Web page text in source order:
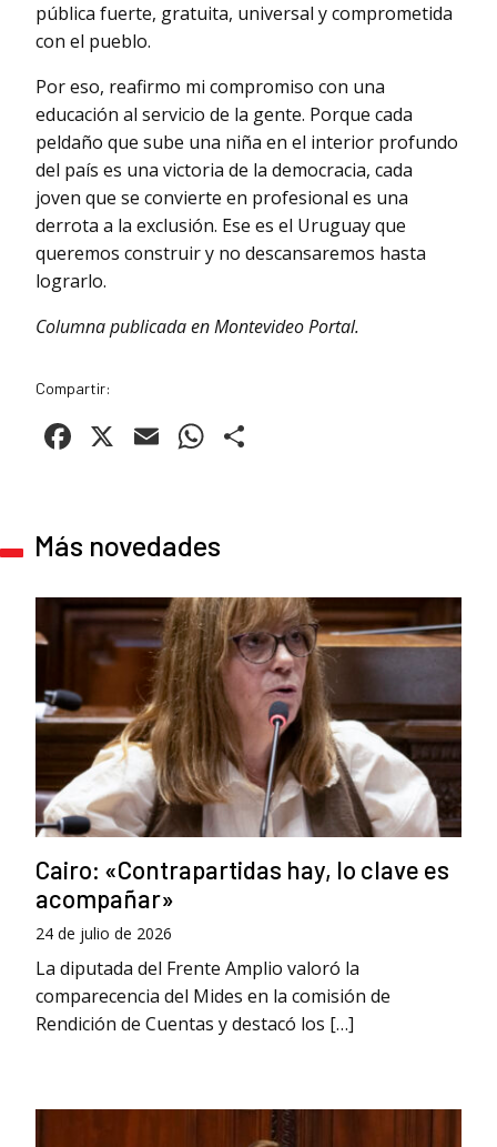
pública fuerte, gratuita, universal y comprometida
con el pueblo.
Por eso, reafirmo mi compromiso con una
educación al servicio de la gente. Porque cada
peldaño que sube una niña en el interior profundo
del país es una victoria de la democracia, cada
joven que se convierte en profesional es una
derrota a la exclusión. Ese es el Uruguay que
queremos construir y no descansaremos hasta
lograrlo.
Columna publicada en Montevideo Portal.
Compartir:
Facebook
X EmailWhatsApp
Más novedades
Cairo: «Contrapartidas hay, lo clave es
acompañar»
24 de julio de 2026
La diputada del Frente Amplio valoró la
comparecencia del Mides en la comisión de
Rendición de Cuentas y destacó los […]